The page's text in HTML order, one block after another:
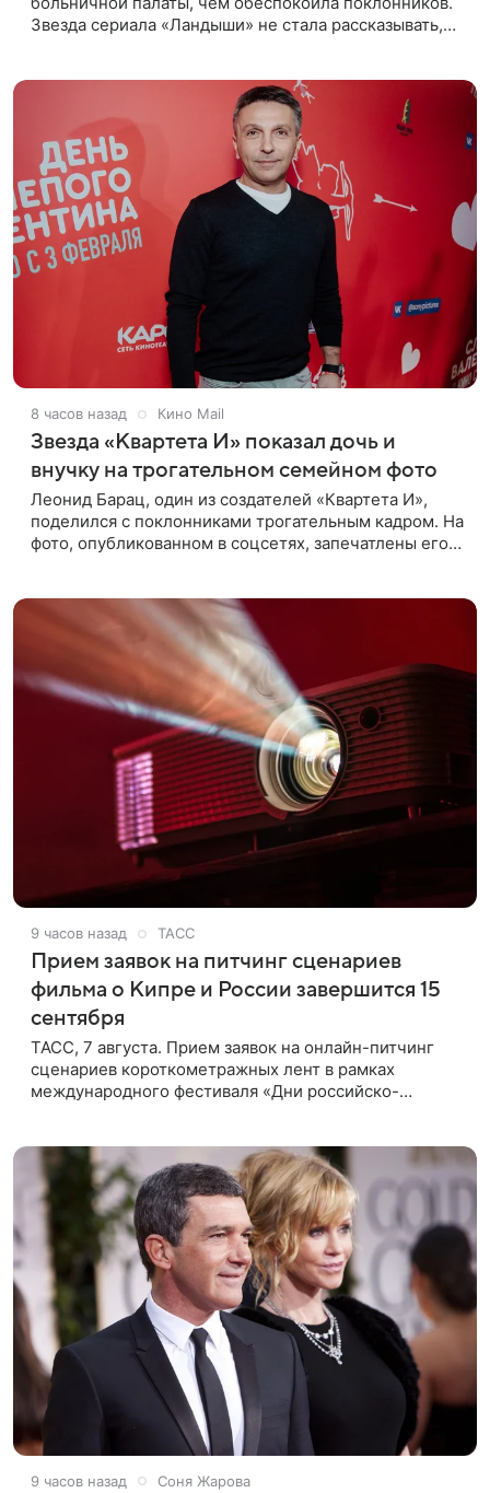
Звезда сериала «Ландыши» не стала рассказывать,
8 часов назад Кино Mail
Звезда «Квартета И» показал дочь и
внучку на трогательном семейном фото
Леонид Барац, один из создателей «Квартета И»,
поделился с поклонниками трогательным кадром. На
фото, опубликованном в соцсетях, запечатлены его
9 часов назад ТАСС
Прием заявок на питчинг сценариев
фильма о Кипре и России завершится 15
сентября
ТАСС, 7 августа. Прием заявок на онлайн-питчинг
сценариев короткометражных лент в рамках
международного фестиваля «Дни российско-
9 часов назад Соня Жарова